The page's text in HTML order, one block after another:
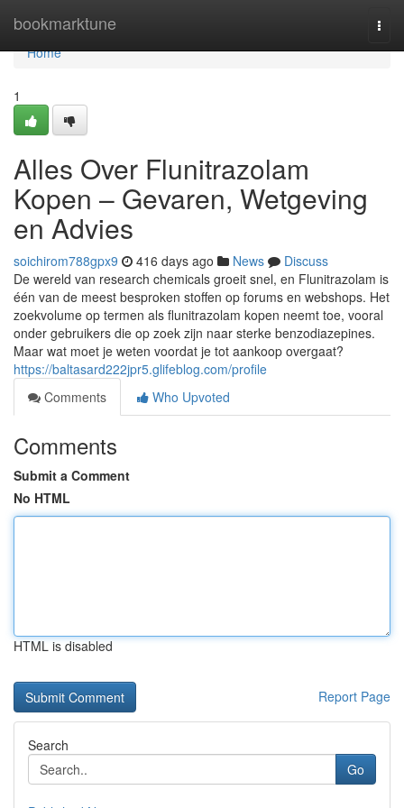
bookmarktune
Home
Home
1
Alles Over Flunitrazolam
Kopen – Gevaren, Wetgeving
en Advies
soichirom788gpx9 416 days ago News
Discuss
De wereld van research chemicals groeit snel, en Flunitrazolam is
één van de meest besproken stoffen op forums en webshops. Het
zoekvolume op termen als flunitrazolam kopen neemt toe, vooral
onder gebruikers die op zoek zijn naar sterke benzodiazepines.
Maar wat moet je weten voordat je tot aankoop overgaat?
https://baltasard222jpr5.glifeblog.com/profile
Comments
Who Upvoted
Comments
Submit a Comment
No HTML
HTML is disabled
Report Page
Search
Go